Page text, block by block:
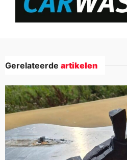
Gerelateerde artikelen